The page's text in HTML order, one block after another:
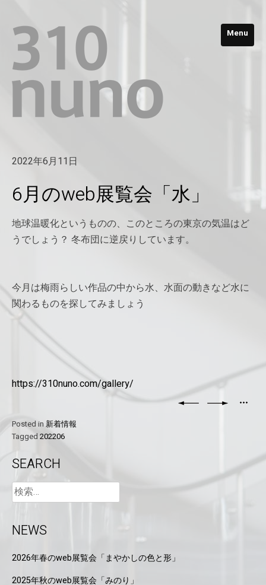
Menu
2022年6月11日
6月のweb展覧会「水」
地球温暖化というものの、このところの東京の気温はど
うでしょう？ 冬布団に逆戻りしています。
今月は梅雨らしい作品の中から水、水面の動きなど水に
関わるものを探してみましょう
https://310nuno.com/gallery/
Posted in 新着情報
Tagged 202206
SEARCH
NEWS
2026年春のweb展覧会「まやかしの色と形」
2025年秋のweb展覧会「みのり」